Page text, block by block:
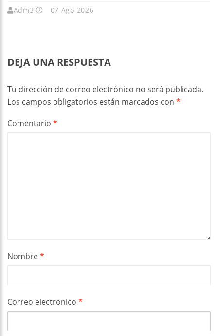
Adm3 07 Ago 2026
DEJA UNA RESPUESTA
Tu dirección de correo electrónico no será publicada.
Los campos obligatorios están marcados con *
Comentario *
Nombre*
Correo electrónico *